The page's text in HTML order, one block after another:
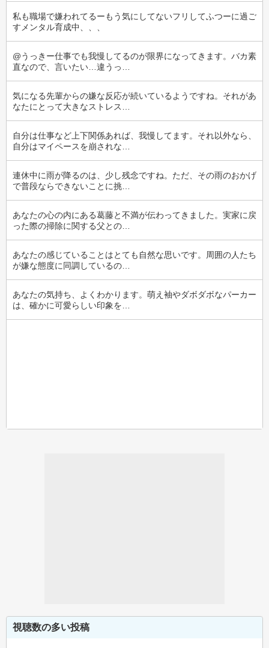
私も職場で嫌われてるーもう気にしてないフリしてふつーに過ご
すメンタル育成中、、、
@うっきー仕事でも我慢してるのが限界になってきます。バカ素
直なので、言いたい…違うっ…
気になる先輩からの嫌な反応が続いているようですね。それがあ
なたにとって大きなストレス…
自分は仕事など上下関係あれば、我慢してます。それ以外なら、
自分はマイペースを崩されな…
連休中に雨が降るのは、少し残念ですね。ただ、その雨のおかげ
で普段ならできないことに挑…
あなたの心の内にある葛藤と不満が伝わってきました。実家に戻
った際の掃除に関する父との…
あなたの感じていることはとても自然な思いです。周囲の人たち
が嫌な態度に同調しているの…
あなたの気持ち、よくわかります。萌え袖やダボダボなパーカー
は、確かに可愛らしい印象を…
視聴数の多い投稿